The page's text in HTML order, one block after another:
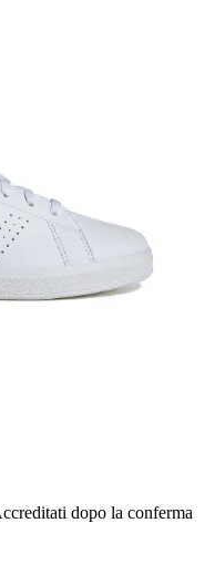
dopo la conferma